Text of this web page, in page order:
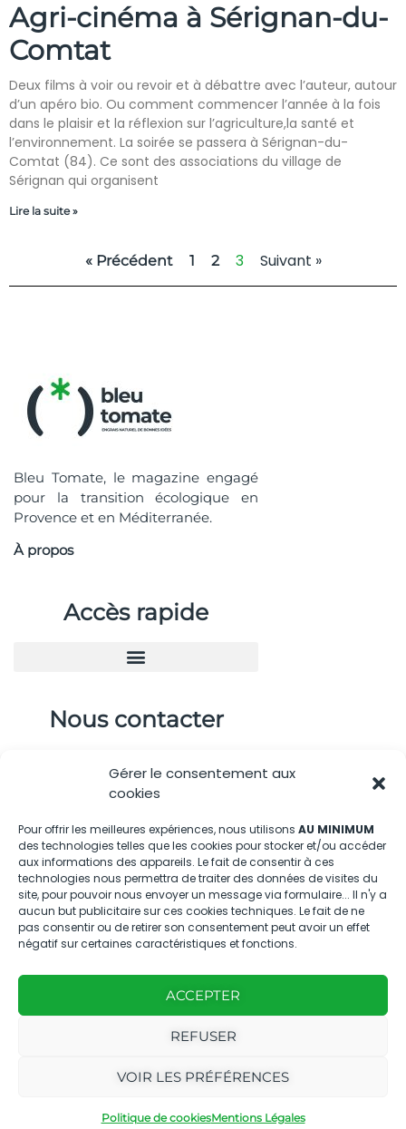
Gérer le consentement aux
cookies
Pour offrir les meilleures expériences, nous utilisons AU MINIMUM
des technologies telles que les cookies pour stocker et/ou accéder
aux informations des appareils. Le fait de consentir à ces
technologies nous permettra de traiter des données de visites du
site, pour pouvoir nous envoyer un message via formulaire... Il n'y a
aucun but publicitaire sur ces cookies techniques. Le fait de ne
pas consentir ou de retirer son consentement peut avoir un effet
négatif sur certaines caractéristiques et fonctions.
ACCEPTER
REFUSER
VOIR LES PRÉFÉRENCES
Politique de cookiesMentions Légales
Agri-cinéma à Sérignan-du-
Comtat
Deux films à voir ou revoir et à débattre avec l’auteur, autour
d’un apéro bio. Ou comment commencer l’année à la fois
dans le plaisir et la réflexion sur l’agriculture,la santé et
l’environnement. La soirée se passera à Sérignan-du-
Comtat (84). Ce sont des associations du village de
Sérignan qui organisent
Lire la suite »
« Précédent 1 2 3 Suivant »
Bleu Tomate, le magazine engagé
pour la transition écologique en
Provence et en Méditerranée.
À propos
Accès rapide
Nous contacter
contactBT@bleu-tomate.fr
Kit média
Kit média Bleu Tomate
Nous suivre
Ce magazine est
|
légales